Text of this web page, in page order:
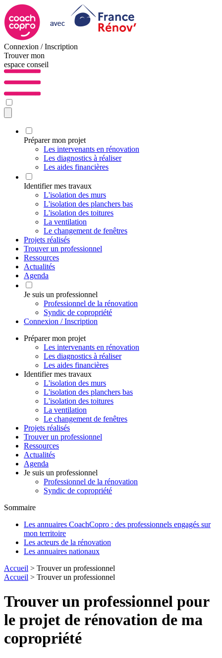
Connexion / Inscription
Trouver mon
espace conseil
Préparer mon projet
Les intervenants en rénovation
Les diagnostics à réaliser
Les aides financières
Identifier mes travaux
L'isolation des murs
L'isolation des planchers bas
L'isolation des toitures
La ventilation
Le changement de fenêtres
Projets réalisés
Trouver un professionnel
Ressources
Actualités
Agenda
Je suis un professionnel
Professionnel de la rénovation
Syndic de copropriété
Connexion / Inscription
Préparer mon projet
Les intervenants en rénovation
Les diagnostics à réaliser
Les aides financières
Identifier mes travaux
L'isolation des murs
L'isolation des planchers bas
L'isolation des toitures
La ventilation
Le changement de fenêtres
Projets réalisés
Trouver un professionnel
Ressources
Actualités
Agenda
Je suis un professionnel
Professionnel de la rénovation
Syndic de copropriété
Sommaire
Les annuaires CoachCopro : des professionnels engagés sur
mon territoire
Les acteurs de la rénovation
Les annuaires nationaux
Accueil > Trouver un professionnel
Accueil > Trouver un professionnel
Trouver un professionnel pour
le projet de rénovation de ma
copropriété